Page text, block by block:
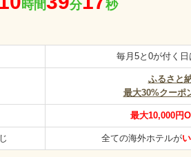
毎月5と0が付く日
ふるさと
最大30%クーポ
最大10,000円
全ての海外ホテルが